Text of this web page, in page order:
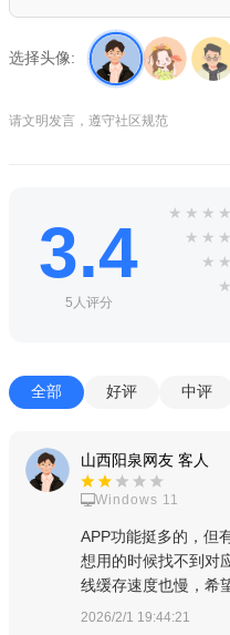
软件介绍
智慧中小学app为广大中
品化、体系化资源服务。平
育、劳动教育、课后服务、
材10个版块资源，其中课程
科教材的基础性作业。其它
功能介绍
“学习”模块包括“学习广
源内容相同，但在以下三方
一是不同身份用户的访问
课程教学、课后服务、教师
学生可浏览“专题教育、
选择头像:
请文明发言，遵守社区规范
3.4
5人评分
★ ★ ★ ★
★ ★ ★
★ ★
★
全部 好评 中评
山西阳泉网友 客人
Windows 11
APP功能挺多的，但
想用的时候找不到对
线缓存速度也慢，希
2026/2/1 19:44:21